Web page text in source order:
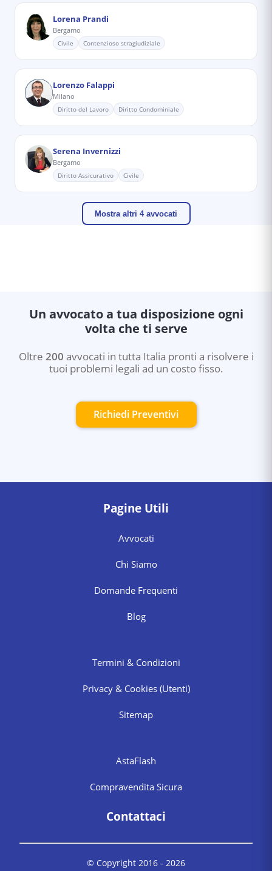
Lorena Prandi
Bergamo
Civile Contenzioso stragiudiziale
Lorenzo Falappi
Milano
Diritto del Lavoro Diritto Condominiale
Serena Invernizzi
Bergamo
Diritto Assicurativo Civile
Mostra altri 4 avvocati
Un avvocato a tua disposizione ogni
volta che ti serve
Oltre 200 avvocati in tutta Italia pronti a risolvere i
tuoi problemi legali ad un costo fisso.
Richiedi Preventivi
Pagine Utili
Avvocati
Chi Siamo
Domande Frequenti
Blog
Termini & Condizioni
Privacy & Cookies (Utenti)
Sitemap
AstaFlash
Compravendita Sicura
Contattaci
© Copyright 2016 - 2026